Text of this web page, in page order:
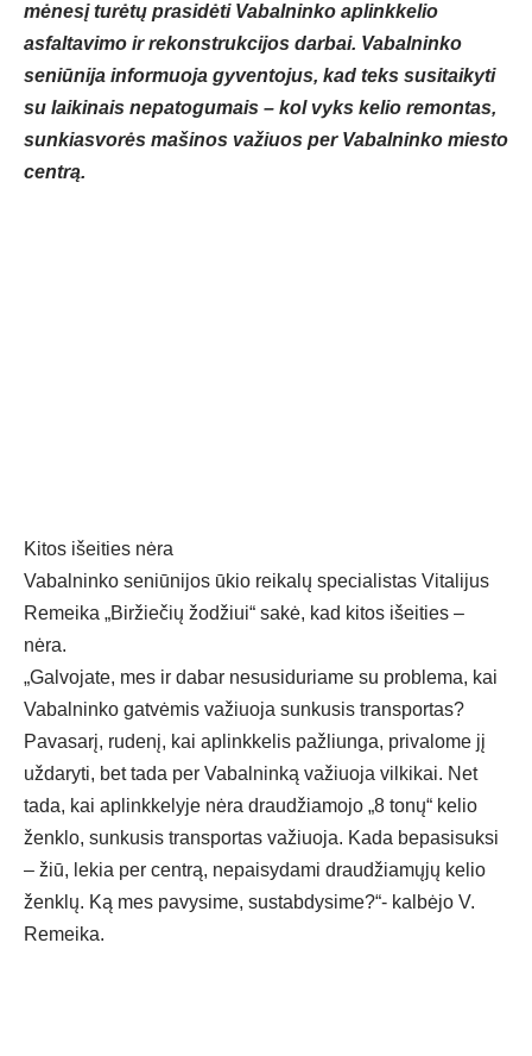
mėnesį turėtų prasidėti Vabalninko aplinkkelio
asfaltavimo ir rekonstrukcijos darbai. Vabalninko
seniūnija informuoja gyventojus, kad teks susitaikyti
su laikinais nepatogumais – kol vyks kelio remontas,
sunkiasvorės mašinos važiuos per Vabalninko miesto
centrą.
Kitos išeities nėra
Vabalninko seniūnijos ūkio reikalų specialistas Vitalijus
Remeika „Biržiečių žodžiui“ sakė, kad kitos išeities –
nėra.
„Galvojate, mes ir dabar nesusiduriame su problema, kai
Vabalninko gatvėmis važiuoja sunkusis transportas?
Pavasarį, rudenį, kai aplinkkelis pažliunga, privalome jį
uždaryti, bet tada per Vabalninką važiuoja vilkikai. Net
tada, kai aplinkkelyje nėra draudžiamojo „8 tonų“ kelio
ženklo, sunkusis transportas važiuoja. Kada bepasisuksi
– žiū, lekia per centrą, nepaisydami draudžiamųjų kelio
ženklų. Ką mes pavysime, sustabdysime?“- kalbėjo V.
Remeika.